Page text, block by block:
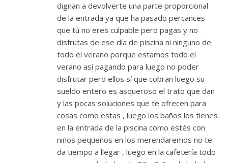
dignan a devolverte una parte proporcional
de la entrada ya que ha pasado percances
que tú no eres culpable pero pagas y no
disfrutas de ese día de piscina ni ninguno de
todo el verano porque estamos todo el
verano así pagando para luego no poder
disfrutar pero ellos sí que cobran luego su
sueldo entero es asqueroso el trato que dan
y las pocas soluciones que te ofrecen para
cosas como estas , luego los baños los tienes
en la entrada de la piscina como estés con
niños pequeños en los merendaremos no te
da tiempo a llegar , luego en la cafetería todo